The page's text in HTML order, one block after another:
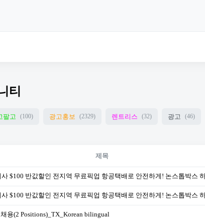
티
팔고 (100) 광고홍보 (2329) 렌트리스 (32) 광고 (46)
제목
$100 반값할인 전지역 무료픽업 항공택배로 안전하게! 논스톱박스
$100 반값할인 전지역 무료픽업 항공택배로 안전하게! 논스톱박스
용(2 Positions)_TX_Korean bilingual